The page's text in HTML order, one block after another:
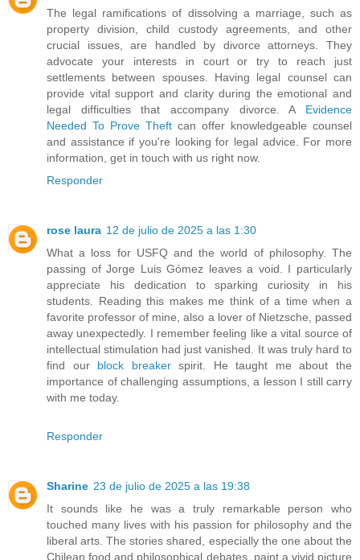
The legal ramifications of dissolving a marriage, such as
property division, child custody agreements, and other
crucial issues, are handled by divorce attorneys. They
advocate your interests in court or try to reach just
settlements between spouses. Having legal counsel can
provide vital support and clarity during the emotional and
legal difficulties that accompany divorce. A Evidence
Needed To Prove Theft can offer knowledgeable counsel
and assistance if you're looking for legal advice. For more
information, get in touch with us right now.
Responder
rose laura 12 de julio de 2025 a las 1:30
What a loss for USFQ and the world of philosophy. The
passing of Jorge Luis Gómez leaves a void. I particularly
appreciate his dedication to sparking curiosity in his
students. Reading this makes me think of a time when a
favorite professor of mine, also a lover of Nietzsche, passed
away unexpectedly. I remember feeling like a vital source of
intellectual stimulation had just vanished. It was truly hard to
find our block breakerspirit. He taught me about the
importance of challenging assumptions, a lesson I still carry
with me today.
Responder
Sharine 23 de julio de 2025 a las 19:38
It sounds like he was a truly remarkable person who
touched many lives with his passion for philosophy and the
liberal arts. The stories shared, especially the one about the
Chilean food and philosophical debates, paint a vivid picture